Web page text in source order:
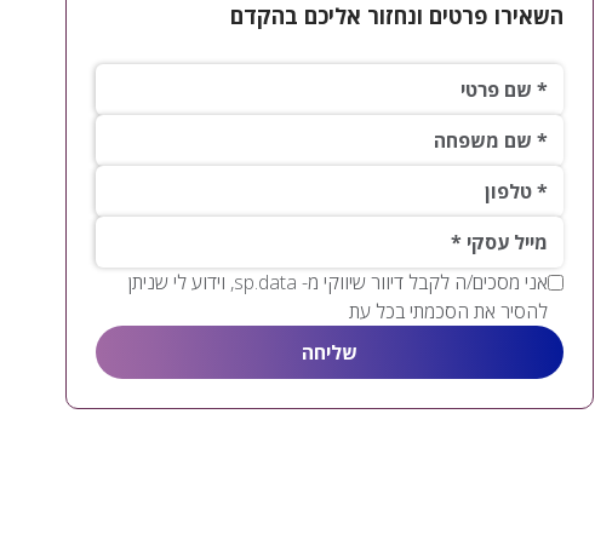
השאירו פרטים ונחזור אליכם בהקדם
שם פרטי*
שם משפחה*
טלפון*
*מייל עסקי
אני מסכים/ה לקבל דיוור שיווקי מ- sp.data, וידוע לי שניתן
להסיר את הסכמתי בכל עת